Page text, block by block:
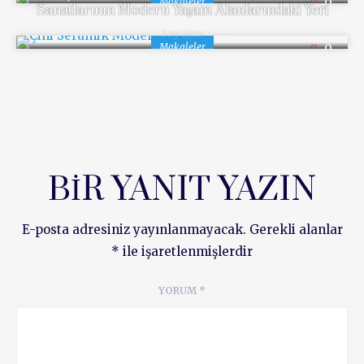
0
Makaleler 0
Sanatlarının Modern Yaşam Alanlarındaki Yeri
7 ay önce
BIR YANIT YAZIN
E-posta adresiniz yayınlanmayacak. Gerekli alanlar
* ile işaretlenmişlerdir
YORUM *